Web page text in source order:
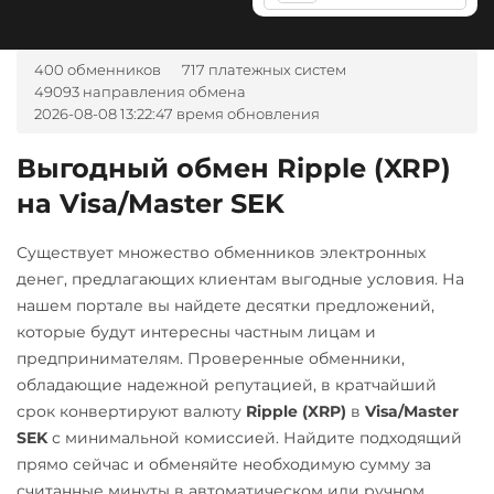
ERC20 TRC20
Uniswap (UNI)
USD Coin (USDC)
ERC20 BEP20
SOL
BASE
NEAR
Utopia USD (UUSD)
VeChain (VET)
Yearn.finance (YFI)
Zcash (ZEC)
Maker (MKR)
NEO
ONDO
Ontology (ONT)
Optimism (OP)
PancakeSwap (CAKE)
Pax Dollar (USDP)
ERC20
Pepe
Авангард RUB
Ак Барс Банк RUB
RUB
Беларусбанк BYN
Евразийский Банк KZT
ЕРИП Расчет BYN
Карта Unionpay CNY
Карта UZCARD UZS
Карта МИР RUB
Любой банк
400 обменников
717 платежных систем
49093 направления обмена
2026-08-08 13:22:47 время обновления
Выгодный обмен Ripple (XRP)
на Visa/Master SEK
Существует множество обменников электронных
денег, предлагающих клиентам выгодные условия. На
нашем портале вы найдете десятки предложений,
которые будут интересны частным лицам и
предпринимателям. Проверенные обменники,
обладающие надежной репутацией, в кратчайший
срок конвертируют валюту Ripple (XRP) в Visa/Master
SEKс минимальной комиссией. Найдите подходящий
прямо сейчас и обменяйте необходимую сумму за